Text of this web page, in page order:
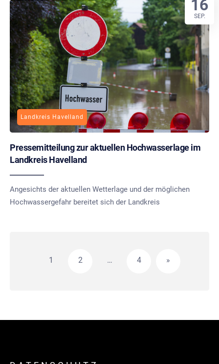
Landkreis Havelland
Pressemitteilung zur aktuellen Hochwasserlage im
Landkreis Havelland
Angesichts der aktuellen Wetterlage und der möglichen
Hochwassergefahr bereitet sich der Landkreis
16
SEP.
1 2 … 4 »